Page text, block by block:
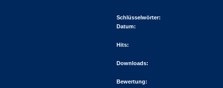
Schlüsselwörter:
Datum:
Hits:
Downloads:
Bewertung: